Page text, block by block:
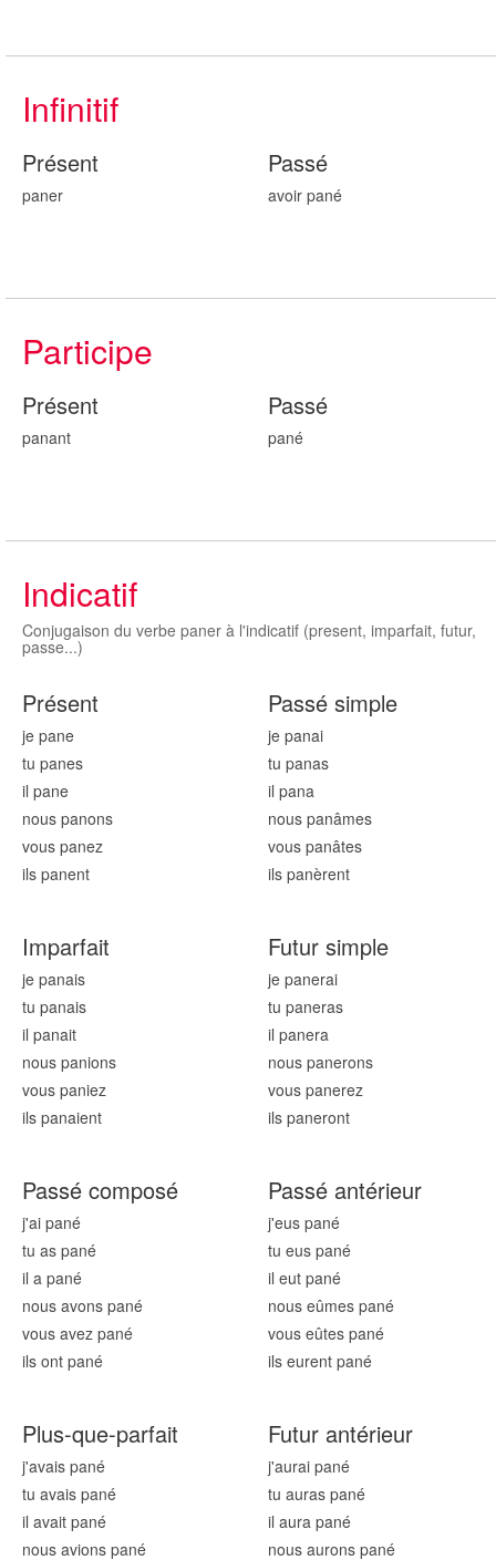
Infinitif
Présent
paner
Passé
avoir pané
Participe
Présent
panant
Passé
pané
Indicatif
Conjugaison du verbe paner à l'indicatif (present, imparfait, futur,
passe...)
Présent
je pane
tu panes
il pane
nous panons
vous panez
ils panent
Passé simple
je panai
tu panas
il pana
nous panâmes
vous panâtes
ils panèrent
Imparfait
je panais
tu panais
il panait
nous panions
vous paniez
ils panaient
Futur simple
je panerai
tu paneras
il panera
nous panerons
vous panerez
ils paneront
Passé composé
j'ai pané
tu as pané
il a pané
nous avons pané
vous avez pané
ils ont pané
Passé antérieur
j'eus pané
tu eus pané
il eut pané
nous eûmes pané
vous eûtes pané
ils eurent pané
Plus-que-parfait
j'avais pané
tu avais pané
il avait pané
nous avions pané
Futur antérieur
j'aurai pané
tu auras pané
il aura pané
nous aurons pané